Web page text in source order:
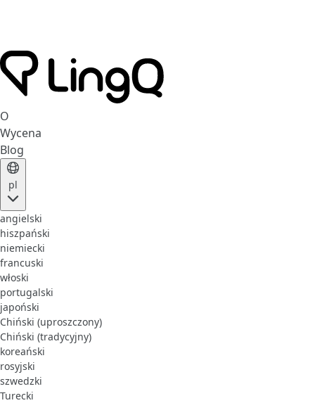
O
Wycena
Blog
pl
angielski
hiszpański
niemiecki
francuski
włoski
portugalski
japoński
Chiński (uproszczony)
Chiński (tradycyjny)
koreański
rosyjski
szwedzki
Turecki